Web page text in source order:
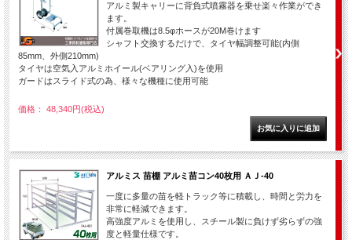
アルミ製キャリーに背負式噴霧器を乗せ楽々作業ができ
ます。
付属巻取機は8.5φホースが20M巻けます
シャフト交換するだけで、タイヤ幅調整可能(内側
85mm、外側210mm)
タイヤは空気入アルミホイール(ベアリング入)を使用
ガードはスライド式の為、様々な機種に使用可能
価格： 48,340円(税込)
アルミス 苗棚 アルミ苗コン40枚用 ＡＪ-40
一度に多量の苗を軽トラック等に積載し、時間と労力を
非常に軽減できます。
高強度アルミを使用し、スチール製に負けず劣らずの強
度と軽量仕様です。